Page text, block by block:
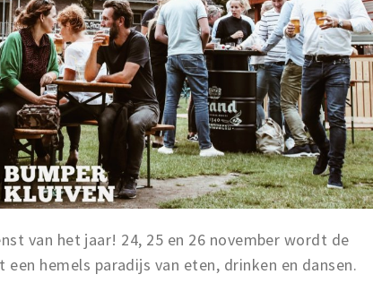
van het jaar! 24, 25 en 26 november wordt de
hemels paradijs van eten, drinken en dansen.